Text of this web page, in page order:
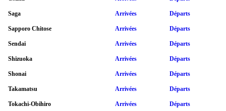
Saga Arrivées Départs
Sapporo Chitose Arrivées Départs
Sendai Arrivées Départs
Shizuoka Arrivées Départs
Shonai Arrivées Départs
Takamatsu Arrivées Départs
Tokachi-Obihiro Arrivées Départs